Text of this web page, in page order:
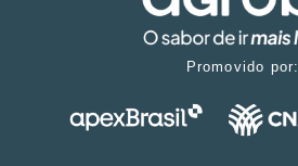
Promovido por: